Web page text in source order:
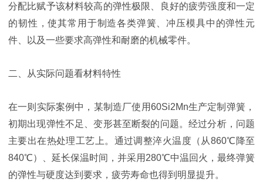
分配比赋予该材料较高的弹性极限、良好的疲劳强度和一定
的韧性，使其常用于制造各类弹簧、冲压模具中的弹性元
件、以及一些要求高弹性和耐磨的机械零件。
二、从实际问题看材料特性
在一则实际案例中，某制造厂使用60Si2Mn生产定制弹簧，
初期出现弹性不足、变形甚至断裂的问题。经过分析，问题
主要出在热处理工艺上。通过调整淬火温度（从860℃降至
840℃）、延长保温时间，并采用280℃中温回火，最终弹簧
的弹性与硬度达到要求，疲劳寿命也得到明显提升。